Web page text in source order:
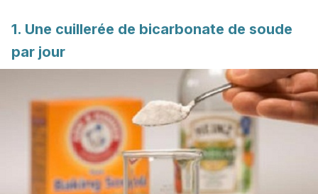
1. Une cuillerée de bicarbonate de soude
par jour